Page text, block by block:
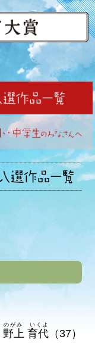
野上 育代
のがみ いくよ
（37）